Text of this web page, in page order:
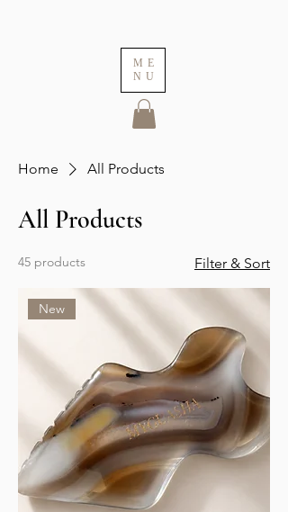
ME
NU
Home All Products
All Products
45 products Filter & Sort
New